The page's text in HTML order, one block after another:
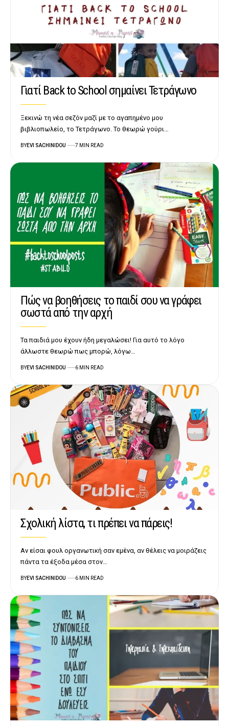
Γιατί Back to School σημαίνει Τετράγωνο
Ξεκινώ τη νέα σεζόν μαζί με το αγαπημένο μου
βιβλιοπωλείο, το Τετράγωνο. Το θεωρώ γούρι…
BYEVI SACHINIDOU 7 MIN READ
Πώς να βοηθήσεις το παιδί σου να γράφει
σωστά από την αρχή
Τα παιδιά μου έχουν ήδη μεγαλώσει! Για αυτό το λόγο
άλλωστε θεωρώ πως μπορώ, λόγω…
BYEVI SACHINIDOU 6 MIN READ
Σχολική λίστα, τι πρέπει να πάρεις!
Αν είσαι φουλ οργανωτική σαν εμένα, αν θέλεις να μοιράζεις
πάντα τα έξοδα μέσα στον…
BYEVI SACHINIDOU 6 MIN READ